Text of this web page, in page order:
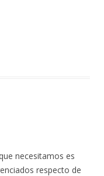
necesitamos es
respecto de